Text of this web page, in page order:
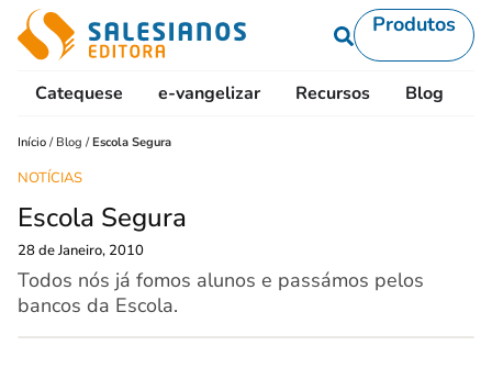
Produtos
Catequese e-vangelizar Recursos Blog
Início / Blog /Escola Segura
NOTÍCIAS
Escola Segura
28 de Janeiro, 2010
Todos nós já fomos alunos e passámos pelos
bancos da Escola.